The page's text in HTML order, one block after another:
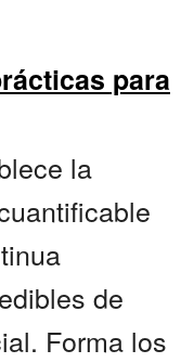
para
la
de
Forma los